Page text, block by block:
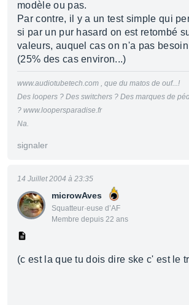
modèle ou pas.
Par contre, il y a un test simple qui
si par un pur hasard on est retombé
valeurs, auquel cas on n'a pas
(25% des cas environ...)
www.audiotubetech.com , que du matos de ouf...!
Des loopers ? Des switchers ? Des marques de
? www.loopersparadise.fr
Na.
signaler
microwAves
Squatteur·euse d’AF
Membre depuis 22 ans
14 Juillet 2004 à 23:35
(c est la que tu dois dire ske c' est le